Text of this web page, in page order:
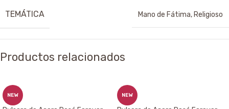
TEMÁTICA Mano de Fátima, Religioso
Productos relacionados
NEW NEW